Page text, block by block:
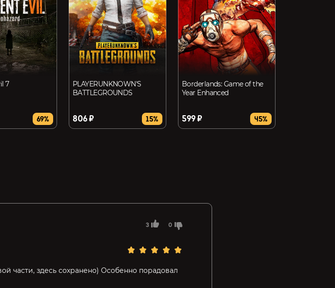
7
69%
PLAYERUNKNOWN'S
BATTLEGROUNDS
806 ₽ 15%
Borderlands: Game of the
Year Enhanced
599 ₽ 45%
3 0
части, здесь сохранено) Особенно порадовал